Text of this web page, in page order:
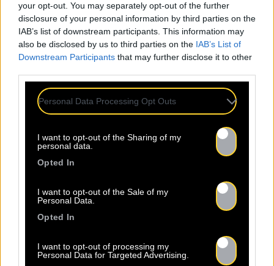
your opt-out. You may separately opt-out of the further
disclosure of your personal information by third parties on the
IAB’s list of downstream participants. This information may
also be disclosed by us to third parties on the IAB’s List of
Downstream Participants that may further disclose it to other
Personal Data Processing Opt Outs
I want to opt-out of the Sharing of my
personal data.
Opted In
I want to opt-out of the Sale of my
Personal Data.
Opted In
I want to opt-out of processing my
Personal Data for Targeted Advertising.
TOUTES LES
ACTUS
Les comptes artistes des